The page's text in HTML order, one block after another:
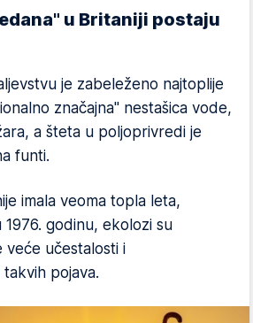
u Britaniji postaju
je zabeleženo najtoplije
značajna" nestašica vode,
a šteta u poljoprivredi je
funti.
imala veoma topla leta,
godinu, ekolozi su
veće učestalosti i
pojava.